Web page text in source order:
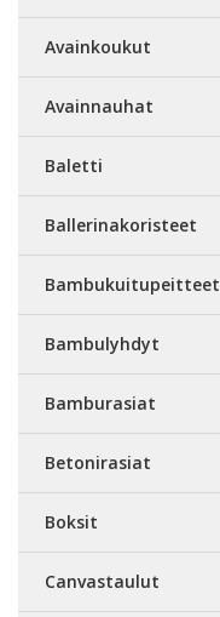
Avainkoukut
Avainnauhat
Baletti
Ballerinakoristeet
Bambukuitupeitteet
Bambulyhdyt
Bamburasiat
Betonirasiat
Boksit
Canvastaulut